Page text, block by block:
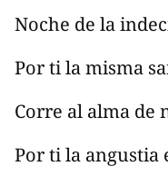
Noche de la
Por ti la misma
Corre al alma de
Por ti la angustia